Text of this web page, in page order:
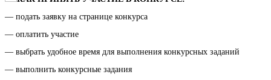
— подать заявку на странице конкурса
— оплатить участие
— выбрать удобное время для выполнения конкурсных заданий
— выполнить конкурсные задания